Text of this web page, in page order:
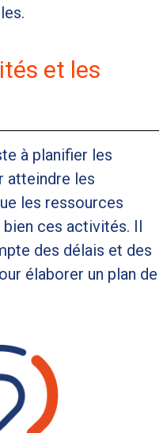
et les
à planifier les
atteindre les
les ressources
ces activités. Il
des délais et des
élaborer un plan de